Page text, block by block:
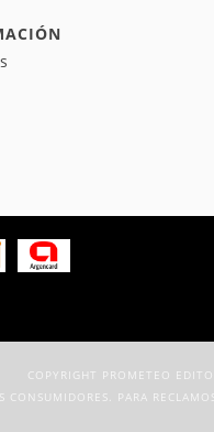
COPYRIGHT PROMETEO
CONSUMIDORES. PARA